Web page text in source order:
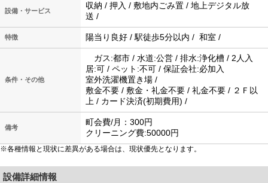
設備・サービス
収納 / 押入 / 敷地内ごみ置 / 地上デジタル放
送 /
特徴 陽当り良好 / 駅徒歩5分以内 / 和室 /
条件・その他
ガス:都市 / 水道:公営 / 排水:浄化槽 / 2人入
居:可 / ペット:不可 / 保証会社:必加入
室外洗濯機置き場 /
敷金不要 / 敷金・礼金不要 / 礼金不要 / ２Ｆ以
上 / カード決済(初期費用) /
備考
町会費/月：300円
クリーニング費:50000円
※各種情報と現状に差異がある場合は、現状優先となります。
設備詳細情報